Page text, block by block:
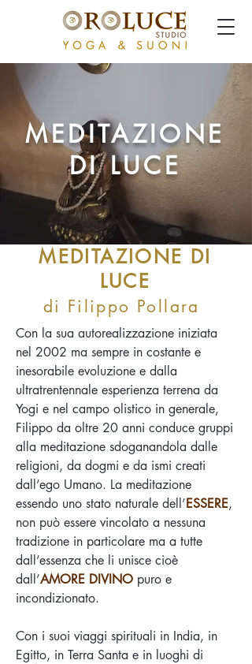
MEDITAZIONE
DI LUCE
MEDITAZIONE DI
LUCE
di Filippo Pollara
Con la sua autorealizzazione iniziata
nel 2002 ma sempre in costante e
inesorabile evoluzione e dalla
ultratrentennale esperienza terrena da
Yogi e nel campo olistico in generale,
Filippo da oltre 20 anni conduce gruppi
alla meditazione sdoganandola dalle
religioni, da dogmi e da ismi creati
dall’ego Umano. La meditazione
essendo uno stato naturale dell’ESSERE,
non può essere vincolato a nessuna
tradizione in particolare ma a tutte
dall’essenza che li unisce cioè
dall’AMORE DIVINO puro e
incondizionato.
Con i suoi viaggi spirituali in India, in
Egitto, in Terra Santa e in luoghi di